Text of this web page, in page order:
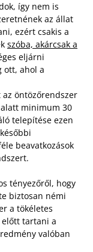
így nem is
az állat
ezért csakis a
szóba, akárcsak a
eljárni
ott, ahol a
öntözőrendszer
minimum 30
telepítése ezen
beavatkozások
tényezőről, hogy
biztosan némi
a tökéletes
előtt tartani a
valóban